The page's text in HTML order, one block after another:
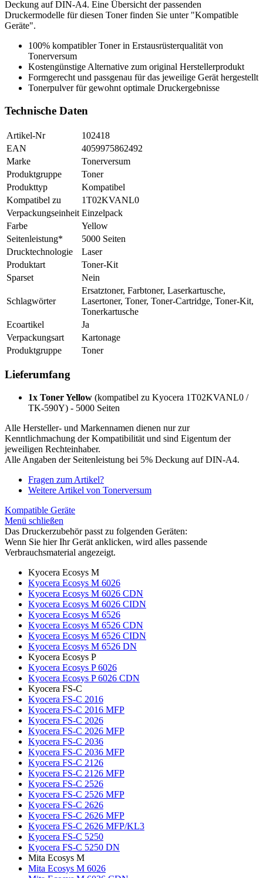
Deckung auf DIN-A4. Eine Übersicht der passenden
Druckermodelle für diesen Toner finden Sie unter "Kompatible
Geräte".
100% kompatibler Toner in Erstausrüsterqualität von
Tonerversum
Kostengünstige Alternative zum original Herstellerprodukt
Formgerecht und passgenau für das jeweilige Gerät hergestellt
Tonerpulver für gewohnt optimale Druckergebnisse
Technische Daten
Artikel-Nr
102418
EAN
4059975862492
Marke
Tonerversum
Produktgruppe
Toner
Produkttyp
Kompatibel
Kompatibel zu
1T02KVANL0
Verpackungseinheit Einzelpack
Farbe
Yellow
Seitenleistung*
5000 Seiten
Drucktechnologie
Laser
Produktart
Toner-Kit
Sparset
Nein
Schlagwörter
Ersatztoner, Farbtoner, Laserkartusche,
Lasertoner, Toner, Toner-Cartridge, Toner-Kit,
Tonerkartusche
Ecoartikel
Ja
Verpackungsart
Kartonage
Produktgruppe
Toner
Lieferumfang
1x Toner Yellow (kompatibel zu Kyocera 1T02KVANL0 /
TK-590Y) - 5000 Seiten
Alle Hersteller- und Markennamen dienen nur zur
Kenntlichmachung der Kompatibilität und sind Eigentum der
jeweiligen Rechteinhaber.
Alle Angaben der Seitenleistung bei 5% Deckung auf DIN-A4.
Fragen zum Artikel?
Weitere Artikel von Tonerversum
Kompatible Geräte
Menü schließen
Das Druckerzubehör passt zu folgenden Geräten:
Wenn Sie hier Ihr Gerät anklicken, wird alles passende
Verbrauchsmaterial angezeigt.
Kyocera Ecosys M
Kyocera Ecosys M 6026
Kyocera Ecosys M 6026 CDN
Kyocera Ecosys M 6026 CIDN
Kyocera Ecosys M 6526
Kyocera Ecosys M 6526 CDN
Kyocera Ecosys M 6526 CIDN
Kyocera Ecosys M 6526 DN
Kyocera Ecosys P
Kyocera Ecosys P 6026
Kyocera Ecosys P 6026 CDN
Kyocera FS-C
Kyocera FS-C 2016
Kyocera FS-C 2016 MFP
Kyocera FS-C 2026
Kyocera FS-C 2026 MFP
Kyocera FS-C 2036
Kyocera FS-C 2036 MFP
Kyocera FS-C 2126
Kyocera FS-C 2126 MFP
Kyocera FS-C 2526
Kyocera FS-C 2526 MFP
Kyocera FS-C 2626
Kyocera FS-C 2626 MFP
Kyocera FS-C 2626 MFP/KL3
Kyocera FS-C 5250
Kyocera FS-C 5250 DN
Mita Ecosys M
Mita Ecosys M 6026